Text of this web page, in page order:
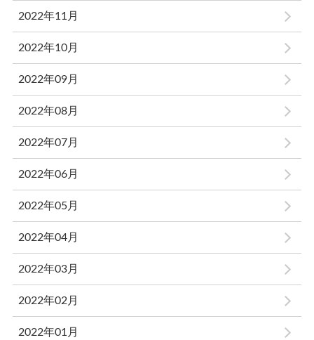
2022年11月
2022年10月
2022年09月
2022年08月
2022年07月
2022年06月
2022年05月
2022年04月
2022年03月
2022年02月
2022年01月